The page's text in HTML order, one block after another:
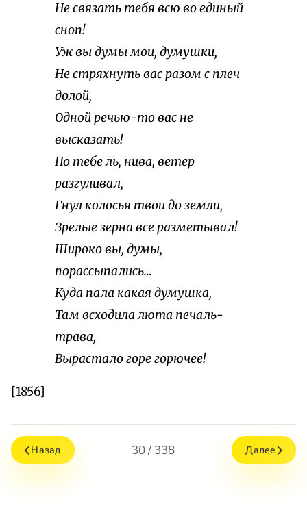
Не связать тебя всю во единый
сноп!
Уж вы думы мои, думушки,
Не стряхнуть вас разом с плеч
долой,
Одной речью-то вас не
высказать!
По тебе ль, нива, ветер
разгуливал,
Гнул колосья твои до земли,
Зрелые зерна все разметывал!
Широко вы, думы,
порассыпались…
Куда пала какая думушка,
Там всходила люта печаль-
трава,
Вырастало горе горючее!
[1856]
Назад 30 / 338 Далее